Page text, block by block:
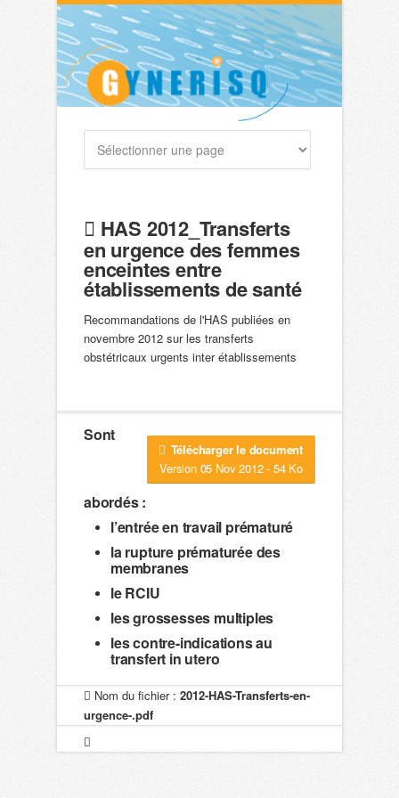
HAS 2012_Transferts
en urgence des femmes
enceintes entre
établissements de santé
Recommandations de l'HAS publiées en
novembre 2012 sur les transferts
obstétricaux urgents inter établissements
Télécharger le document
Version 05 Nov 2012 - 54 Ko
Sont
abordés :
l’entrée en travail prématuré
la rupture prématurée des
membranes
le RCIU
les grossesses multiples
les contre-indications au
transfert in utero
Nom du fichier : 2012-HAS-Transferts-en-
urgence-.pdf